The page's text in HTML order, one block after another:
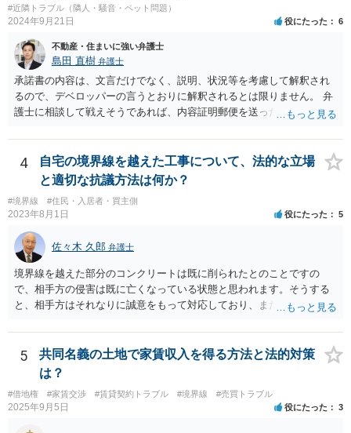
#近隣トラブル（隣人・騒音・ペット問題）
2024年9月21日 役にたった 6
不動産・住まいに強い弁護士
島田 直樹 弁護士
承諾書の内容は、文言だけでなく、説明、状況等を考慮して解釈され
るので、デベロッパーの言うとおりに解釈されるとは限りません。 弁
護士に相談して戦えそうであれば、内容証明郵便を送ったうえで、デ
4
自宅の境界線を越えた工事について、法的な立場
と適切な抗議方法は何か？
#境界線 #住民・入居者・買主側
2023年8月1日 役にたった 5
佐々木 久郎 弁護士
境界線を越えた部分のコンクリートは既に削られたとのことですの
で、相手方の侵害は既に亡くなっている状態と思われます。そうする
と、相手方はそれなりに誠意をもって対応しており、また、実際に相
は使用料や損害賠償の請求をすることは難しいと考えられます。ここ
から先は、現場を見る等して具体的な事実関係を踏まえなければ判断
が難しいので、本法律相談では対応が難しいです。
5
共同名義の土地で家賃収入を得る方法と法的対策
は？
#借地権 #家賃交渉 #賃貸契約トラブル #境界線 #売買トラブル
2025年9月5日 役にたった 3